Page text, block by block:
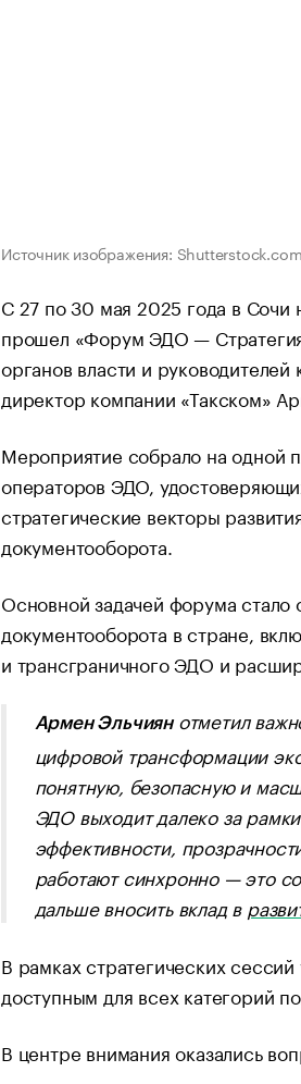
Источник изображения: Shutterstock.com
С 27 по 30 мая 2025 года в Сочи
прошел «Форум ЭДО —
органов власти и
директор компании «Такском»
Мероприятие собрало на одной
операторов ЭДО,
стратегические векторы
документооборота.
Основной задачей форума стало
документооборота в стране,
и трансграничного ЭДО и
Армен Эльчиянотметил
цифровой трансформации
понятную, безопасную и
ЭДО выходит далеко за
эффективности,
работают синхронно — это
дальше вносить вклад в
В рамках стратегических
доступным для всех категорий
В центре внимания оказались